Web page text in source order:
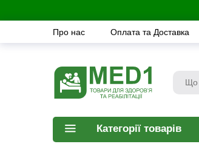
Про нас Оплата та Доставка
Категорії товарів